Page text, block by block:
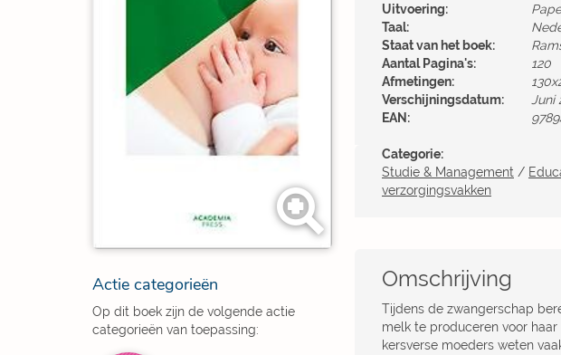
Actie categorieën
Op dit boek zijn de volgende actie
categorieën van toepassing:
Uitvoering:
Taal:
Staat van het boek:
Aantal Pagina's:
120
Afmetingen:
Verschijningsdatum:
Juni
EAN:
Categorie:
Studie & Management /
verzorgingsvakken
Omschrijving
Tijdens de zwangerschap
melk te produceren voor
kersverse moeders weten